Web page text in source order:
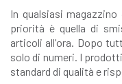
In qualsiasi
priorità è quella di
articoli all'ora. Dopo
solo di numeri. I
standard di qualità e